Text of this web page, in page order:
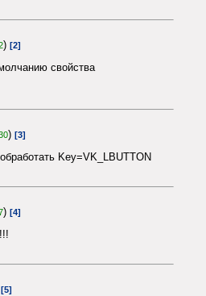
) [2]
свойства
) [3]
Key=VK_LBUTTON
) [4]
[5]